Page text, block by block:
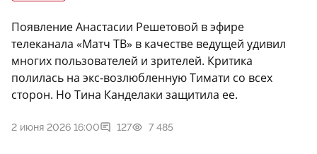
Появление Анастасии Решетовой в эфире
телеканала «Матч ТВ» в качестве ведущей удивил
многих пользователей и зрителей. Критика
полилась на экс-возлюбленную Тимати со всех
сторон. Но Тина Канделаки защитила ее.
2 июня 2026 16:00 127 7 485